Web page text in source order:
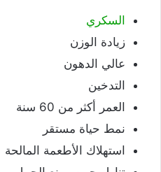
السكري
زيادة الوزن
عالي الدهون
التدخين
العمر أكثر من 60 سنة
نمط حياة مستقر
استهلاك الأطعمة المالحة